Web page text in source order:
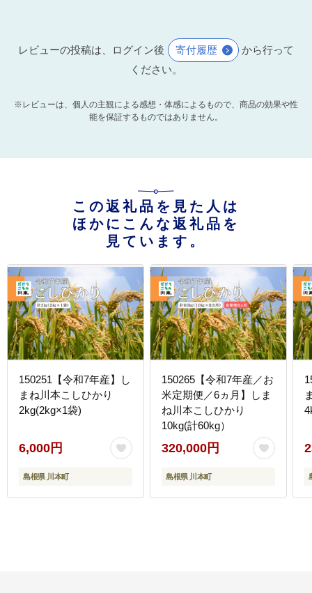
レビューの投稿は、ログイン後 寄付履歴
から行って
ください。
※レビューは、個人の主観による感想・体感によるもので、商品の効果や性
能を保証するものではありません。
この返礼品を見た人は
ほかにこんな返礼品を
見ています。
150251【令和7年産】し
まね川本こしひかり
2kg(2kg×1袋)
6,000円
島根県 川本町
150265【令和7年産／お
米定期便／6ヵ月】しま
ね川本こしひかり
10kg(計60kg）
320,000円
島根県 川本町